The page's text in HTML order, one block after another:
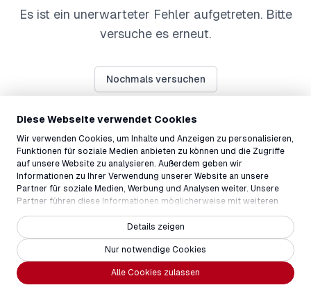
Diese Webseite verwendet Cookies
Wir verwenden Cookies, um Inhalte und Anzeigen zu personalisieren,
Funktionen für soziale Medien anbieten zu können und die Zugriffe
auf unsere Website zu analysieren. Außerdem geben wir
Informationen zu Ihrer Verwendung unserer Website an unsere
Partner für soziale Medien, Werbung und Analysen weiter. Unsere
Partner führen diese Informationen möglicherweise mit weiteren
Daten zusammen, die Sie ihnen bereitgestellt haben oder die sie im
Rahmen Ihrer Nutzung der Dienste gesammelt haben.
Alle Cookies zulassen
Nur notwendige Cookies
Details zeigen
Es ist ein unerwarteter Fehler aufgetreten. Bitte
versuche es erneut.
Nochmals versuchen